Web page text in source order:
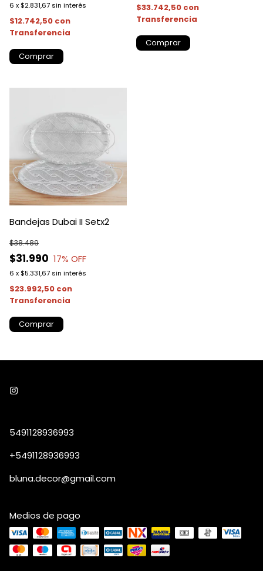
6 x $2.831,67 sin interés
$12.742,50 con
Transferencia
Comprar
$33.742,50 con
Transferencia
Bandejas Dubai II Setx2
$31.990
$38.489
17% OFF
6 x $5.331,67 sin interés
$23.992,50 con
Transferencia
5491128936993
+5491128936993
bluna.decor@gmail.com
Medios de pago